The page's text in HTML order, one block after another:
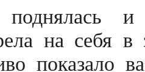
на себя в
показало